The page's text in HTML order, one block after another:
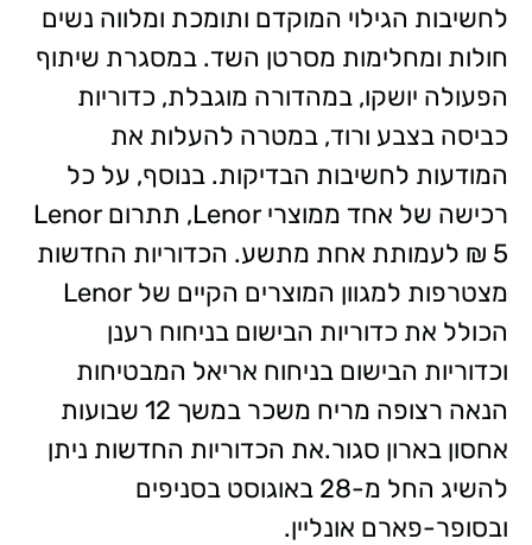
לחשיבות הגילוי המוקדם ותומכת ומלווה נשים
חולות ומחלימות מסרטן השד. במסגרת שיתוף
הפעולה יושקו, במהדורה מוגבלת, כדוריות
כביסה בצבע ורוד, במטרה להעלות את
המודעות לחשיבות הבדיקות. בנוסף, על כל
רכישה של אחד ממוצרי Lenor, תתרום Lenor
5 ₪ לעמותת אחת מתשע. הכדוריות החדשות
מצטרפות למגוון המוצרים הקיים של Lenor
הכולל את כדוריות הבישום בניחוח רענן
וכדוריות הבישום בניחוח אריאל המבטיחות
הנאה רצופה מריח משכר במשך 12 שבועות
אחסון בארון סגור.את הכדוריות החדשות ניתן
להשיג החל מ-28 באוגוסט בסניפים
ובסופר-פארם אונליין.